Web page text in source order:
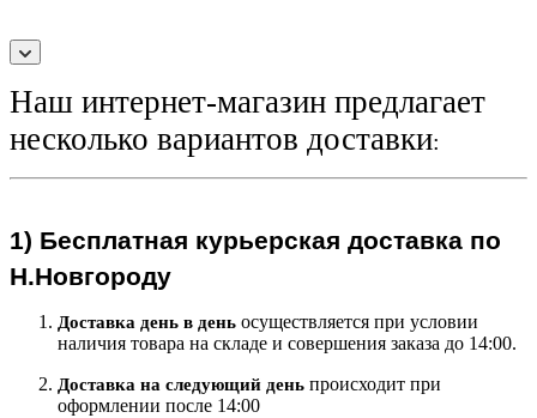
Наш интернет-магазин предлагает
несколько вариантов доставки:
1) Бесплатная курьерская доставка по
Н.Новгороду
Доставка день в день осуществляется при условии
наличия товара на складе и совершения заказа до 14:00.
Доставка на следующий день происходит при
оформлении после 14:00